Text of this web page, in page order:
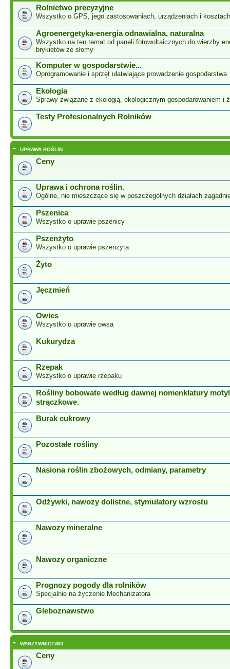
Rolnictwo precyzyjne
Wszystko o GPS, jego zastosowaniach, urządzeniach i kosztach
Agroenergetyka-energia odnawialna, naturalna
Wszystko na ten temat od paneli fotowoltaicznych do wierzby
brykietów ze słomy
Komputer w gospodarstwie...
Oprogramowanie i sprzęt ułatwiające prowadzenie gospodarstwa
Ekologia
Sprawy związane z ekologią, ekologicznym gospodarowaniem i
Testy Profesionalnych Rolników
- UPRAWA ROŚLIN
Ceny
Uprawa i ochrona roślin.
Ogólne, nie mieszczące się w poszczególnych działach
Pszenica
Wszystko o uprawie pszenicy
Pszenżyto
Wszystko o uprawie pszenżyta
Żyto
Jęczmień
Owies
Wszystko o uprawie owsa
Kukurydza
Rzepak
Wszystko o uprawie rzepaku
Rośliny bobowate według dawnej nomenklatury
strączkowe.
Burak cukrowy
Pozostałe rośliny
Nasiona roślin zbożowych, odmiany, parametry
Odżywki, nawozy dolistne, stymulatory wzrostu
Nawozy mineralne
Nawozy organiczne
Prognozy pogody dla rolników
Specjalnie na życzenie Mechanizatora
Gleboznawstwo
- WARZYWNICTWO
Ceny